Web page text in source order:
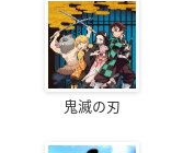
鬼滅の刃